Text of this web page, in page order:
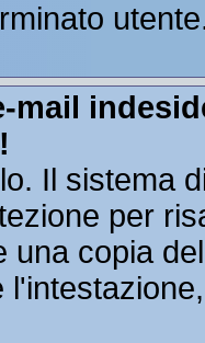
mail
Il sistema
per
una copia